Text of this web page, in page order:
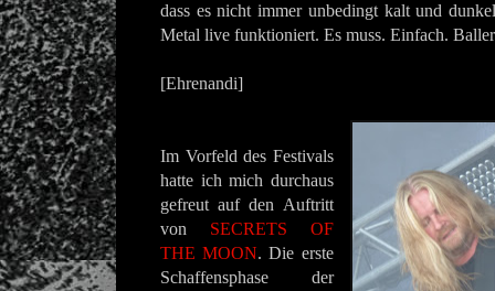
dass es nicht immer unbedingt kalt und
Metal live funktioniert. Es muss. Einfach.
[Ehrenandi]
Im Vorfeld des Festivals
hatte ich mich durchaus
gefreut auf den Auftritt
von SECRETS OF
THE MOON. Die erste
Schaffensphase der